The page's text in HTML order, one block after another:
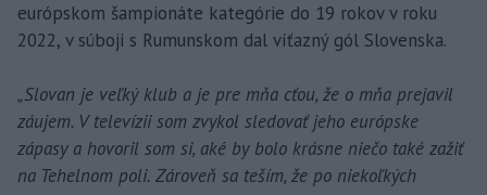
európskom šampionáte kategórie do 19 rokov v roku
2022, v súboji s Rumunskom dal víťazný gól Slovenska.
„Slovan je veľký klub a je pre mňa cťou, že o mňa prejavil
záujem. V televízii som zvykol sledovať jeho európske
zápasy a hovoril som si, aké by bolo krásne niečo také zažiť
na Tehelnom poli. Zároveň sa teším, že po niekoľkých